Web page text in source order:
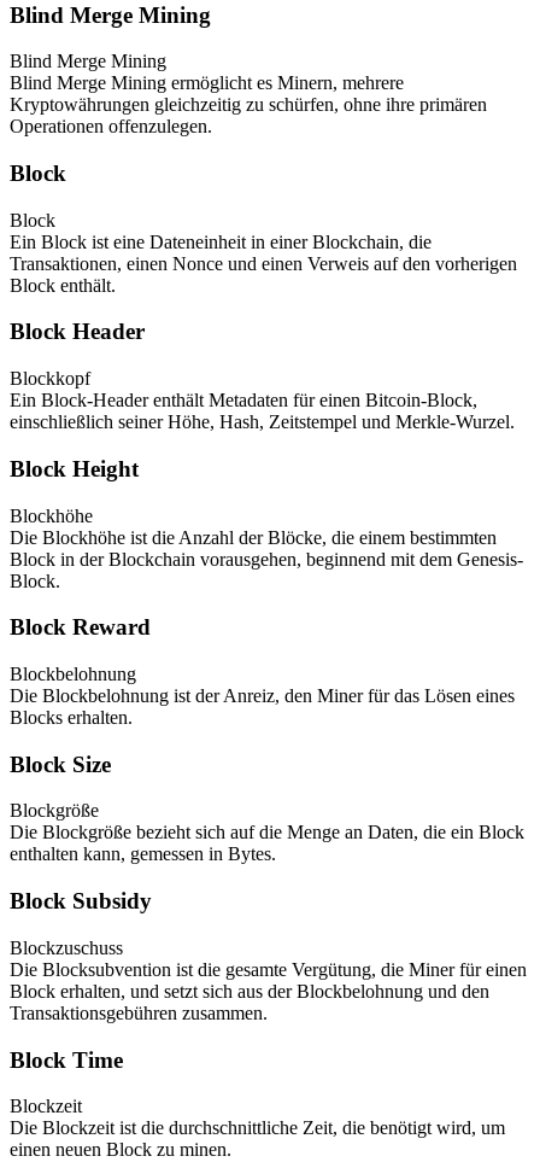
Blind Merge Mining
Blind Merge Mining
Blind Merge Mining ermöglicht es Minern, mehrere
Kryptowährungen gleichzeitig zu schürfen, ohne ihre primären
Operationen offenzulegen.
Block
Block
Ein Block ist eine Dateneinheit in einer Blockchain, die
Transaktionen, einen Nonce und einen Verweis auf den vorherigen
Block enthält.
Block Header
Blockkopf
Ein Block-Header enthält Metadaten für einen Bitcoin-Block,
einschließlich seiner Höhe, Hash, Zeitstempel und Merkle-Wurzel.
Block Height
Blockhöhe
Die Blockhöhe ist die Anzahl der Blöcke, die einem bestimmten
Block in der Blockchain vorausgehen, beginnend mit dem Genesis-
Block.
Block Reward
Blockbelohnung
Die Blockbelohnung ist der Anreiz, den Miner für das Lösen eines
Blocks erhalten.
Block Size
Blockgröße
Die Blockgröße bezieht sich auf die Menge an Daten, die ein Block
enthalten kann, gemessen in Bytes.
Block Subsidy
Blockzuschuss
Die Blocksubvention ist die gesamte Vergütung, die Miner für einen
Block erhalten, und setzt sich aus der Blockbelohnung und den
Transaktionsgebühren zusammen.
Block Time
Blockzeit
Die Blockzeit ist die durchschnittliche Zeit, die benötigt wird, um
einen neuen Block zu minen.